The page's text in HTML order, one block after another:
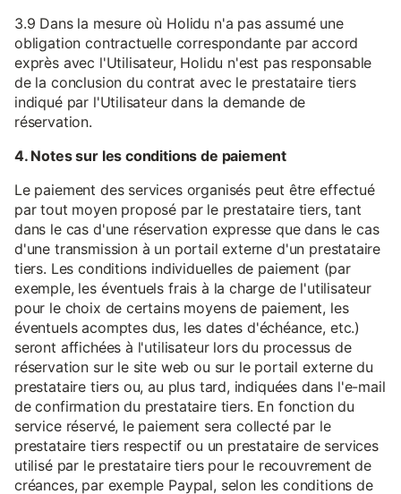
3.9 Dans la mesure où Holidu n'a pas assumé une
obligation contractuelle correspondante par accord
exprès avec l'Utilisateur, Holidu n'est pas responsable
de la conclusion du contrat avec le prestataire tiers
indiqué par l'Utilisateur dans la demande de
réservation.
4. Notes sur les conditions de paiement
Le paiement des services organisés peut être effectué
par tout moyen proposé par le prestataire tiers, tant
dans le cas d'une réservation expresse que dans le cas
d'une transmission à un portail externe d'un prestataire
tiers. Les conditions individuelles de paiement (par
exemple, les éventuels frais à la charge de l'utilisateur
pour le choix de certains moyens de paiement, les
éventuels acomptes dus, les dates d'échéance, etc.)
seront affichées à l'utilisateur lors du processus de
réservation sur le site web ou sur le portail externe du
prestataire tiers ou, au plus tard, indiquées dans l'e-mail
de confirmation du prestataire tiers. En fonction du
service réservé, le paiement sera collecté par le
prestataire tiers respectif ou un prestataire de services
utilisé par le prestataire tiers pour le recouvrement de
créances, par exemple Paypal, selon les conditions de